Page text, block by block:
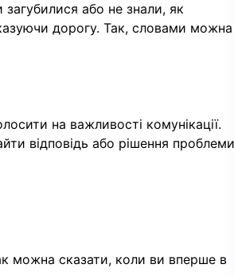
або не знали, як
дорогу. Так, словами можна
на важливості комунікації.
відповідь або рішення
можна сказати, коли ви вперше в